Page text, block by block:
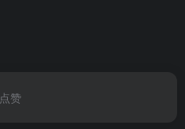
点赞